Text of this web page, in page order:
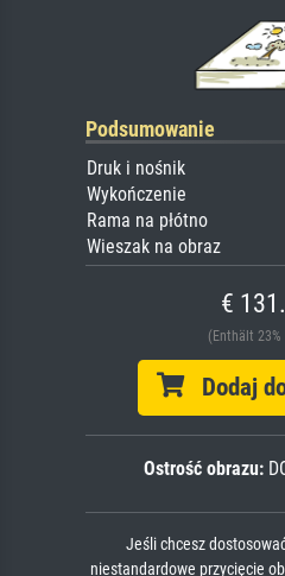
Podsumowanie
Druk i nośnik
Wykończenie
Rama na płótno
Wieszak na obraz
€
(Enthält 23%
Dodaj
Ostrość obrazu:
Jeśli chcesz
niestandardowe przycięcie